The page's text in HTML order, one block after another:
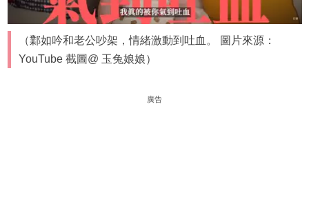
（鄴如吟和老公吵架，情緒激動到吐血。 圖片來源：
YouTube 截圖@ 玉兔娘娘）
廣告